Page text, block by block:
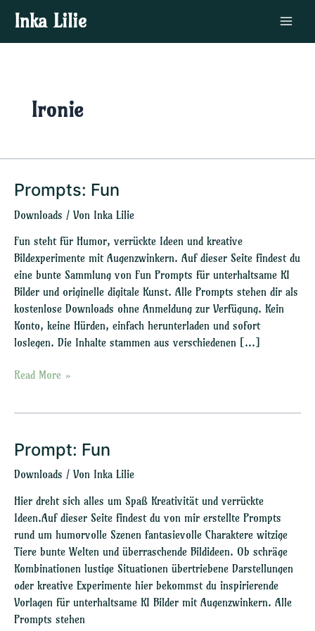
Inhalt
springen
Inka Lilie
Main
Menu
Ironie
Prompts: Fun
Downloads / Von Inka Lilie
Fun steht für Humor, verrückte Ideen und kreative
Bildexperimente mit Augenzwinkern. Auf dieser Seite findest du
eine bunte Sammlung von Fun Prompts für unterhaltsame KI
Bilder und originelle digitale Kunst. Alle Prompts stehen dir als
kostenlose Downloads ohne Anmeldung zur Verfügung. Kein
Konto, keine Hürden, einfach herunterladen und sofort
loslegen. Die Inhalte stammen aus verschiedenen […]
Prompts:
Read More »
Prompt: Fun
Downloads / Von Inka Lilie
Hier dreht sich alles um Spaß Kreativität und verrückte
Ideen.Auf dieser Seite findest du von mir erstellte Prompts
rund um humorvolle Szenen fantasievolle Charaktere witzige
Tiere bunte Welten und überraschende Bildideen. Ob schräge
Kombinationen lustige Situationen übertriebene Darstellungen
oder kreative Experimente hier bekommst du inspirierende
Vorlagen für unterhaltsame KI Bilder mit Augenzwinkern. Alle
Prompts stehen
Prompt: